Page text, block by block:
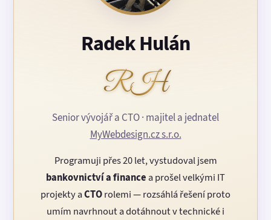
Radek Hulán
RH
Senior vývojář a CTO · majitel a jednatel
MyWebdesign.cz s.r.o.
Programuji přes 20 let, vystudoval jsem
bankovnictví a finance a prošel velkými IT
projekty aCTOrolemi — rozsáhlá řešení proto
umím navrhnout a dotáhnout v technické i